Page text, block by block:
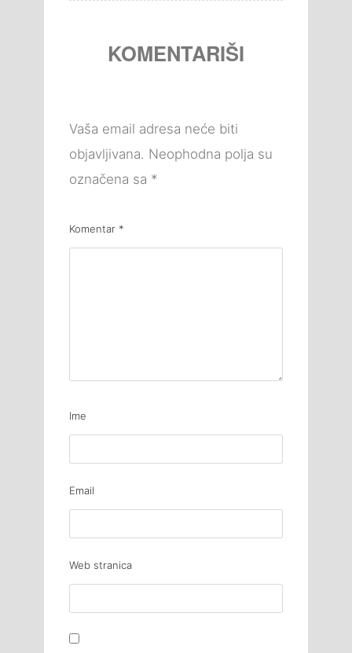
KOMENTARIŠI
Vaša email adresa neće biti
objavljivana. Neophodna polja su
označena sa *
Komentar *
Ime
Email
Web stranica